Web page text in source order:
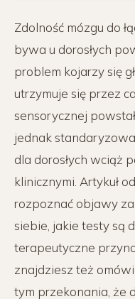
Zdolność mózgu do
bywa u dorosłych
problem kojarzy się
utrzymuje się przez
sensorycznej
jednak
dla dorosłych wciąż
klinicznymi. Artykuł
rozpoznać objawy
siebie, jakie testy są
terapeutyczne
znajdziesz też
tym przekonania, że